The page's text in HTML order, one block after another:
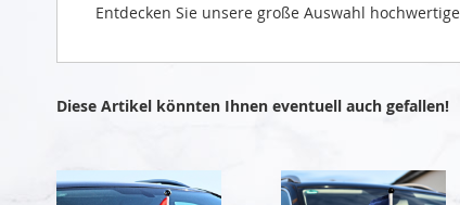
Entdecken Sie unsere große Auswahl
Diese Artikel könnten Ihnen eventuell auch gefallen!